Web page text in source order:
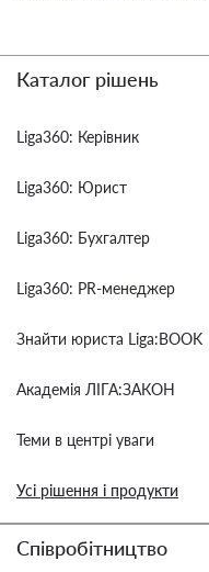
Каталог рішень
Liga360: Керівник
Liga360: Юрист
Liga360: Бухгалтер
Liga360: PR-менеджер
Знайти юриста Liga:BOOK
Академія ЛІГА:ЗАКОН
Теми в центрі уваги
Усі рішення і продукти
Співробітництво